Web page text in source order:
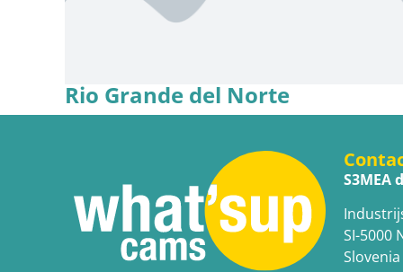
Rio Grande del Norte
S3MEA
SI-5000
Slovenia